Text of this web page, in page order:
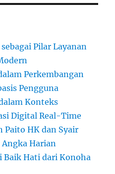
Pilar Layanan
Perkembangan
Pengguna
Konteks
Digital Real-Time
Paito HK dan Syair
Harian
Baik Hati dari Konoha